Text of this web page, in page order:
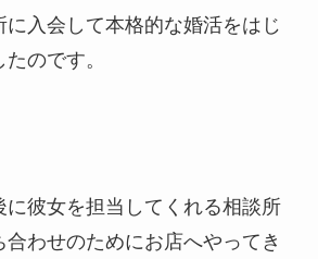
に入会して本格的な婚活をはじ
のです。
に彼女を担当してくれる相談所
わせのためにお店へやってき